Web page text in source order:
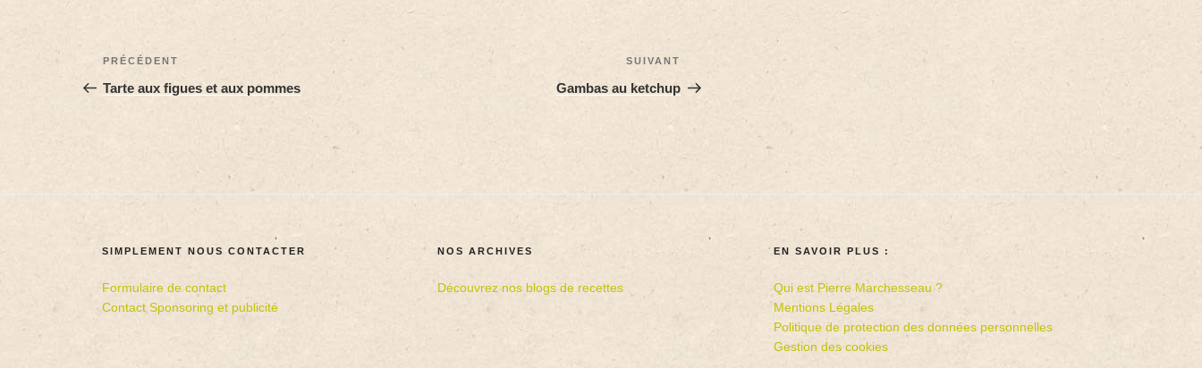
PRÉCÉDENT
Tarte aux figues et aux pommes
SUIVANT
Gambas au ketchup
SIMPLEMENT NOUS CONTACTER
Formulaire de contact
Contact Sponsoring et publicité
NOS ARCHIVES
Découvrez nos blogs de recettes
EN SAVOIR PLUS :
Qui est Pierre Marchesseau ?
Mentions Légales
Politique de protection des données personnelles
Gestion des cookies